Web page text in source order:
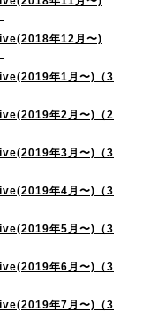
年12月〜)
年1月〜)（3
年2月〜)（2
年3月〜)（3
年4月〜)（3
年5月〜)（3
年6月〜)（3
年7月〜)（3